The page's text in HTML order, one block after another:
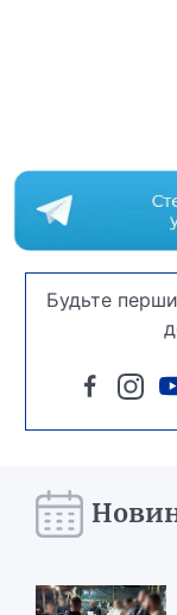
Будьте